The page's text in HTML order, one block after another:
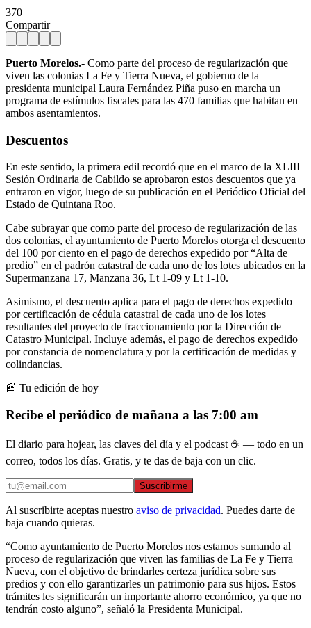
370
Compartir
Puerto Morelos.- Como parte del proceso de regularización que
viven las colonias La Fe y Tierra Nueva, el gobierno de la
presidenta municipal Laura Fernández Piña puso en marcha un
programa de estímulos fiscales para las 470 familias que habitan en
ambos asentamientos.
Descuentos
En este sentido, la primera edil recordó que en el marco de la XLIII
Sesión Ordinaria de Cabildo se aprobaron estos descuentos que ya
entraron en vigor, luego de su publicación en el Periódico Oficial del
Estado de Quintana Roo.
Cabe subrayar que como parte del proceso de regularización de las
dos colonias, el ayuntamiento de Puerto Morelos otorga el descuento
del 100 por ciento en el pago de derechos expedido por “Alta de
predio” en el padrón catastral de cada uno de los lotes ubicados en la
Supermanzana 17, Manzana 36, Lt 1-09 y Lt 1-10.
Asimismo, el descuento aplica para el pago de derechos expedido
por certificación de cédula catastral de cada uno de los lotes
resultantes del proyecto de fraccionamiento por la Dirección de
Catastro Municipal. Incluye además, el pago de derechos expedido
por constancia de nomenclatura y por la certificación de medidas y
colindancias.
📰 Tu edición de hoy
Recibe el periódico de mañana a las 7:00 am
El diario para hojear, las claves del día y el podcast ☕ — todo en un
correo, todos los días. Gratis, y te das de baja con un clic.
Suscribirme
Al suscribirte aceptas nuestro aviso de privacidad. Puedes darte de
baja cuando quieras.
“Como ayuntamiento de Puerto Morelos nos estamos sumando al
proceso de regularización que viven las familias de La Fe y Tierra
Nueva, con el objetivo de brindarles certeza jurídica sobre sus
predios y con ello garantizarles un patrimonio para sus hijos. Estos
trámites les significarán un importante ahorro económico, ya que no
tendrán costo alguno”, señaló la Presidenta Municipal.